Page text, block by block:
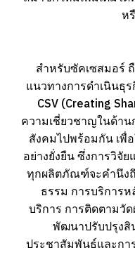
ห
สำหรับซัคเซสมอร์
แนวทางการดำเนินธุ
CSV (Creating
ความเชี่ยวชาญในด้า
สังคมไปพร้อมกัน เพื่
อย่างยั่งยืน ซึ่งการวิ
ทุกผลิตภัณฑ์จะคำนึง
ธรรม การบริการ
บริการ การติดตามวั
พัฒนาปรับปรุงสิ
ประชาสัมพันธ์และกา